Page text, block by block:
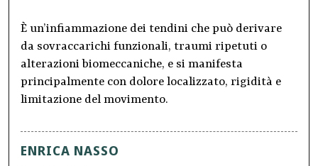
È un’infiammazione dei tendini che può derivare
da sovraccarichi funzionali, traumi ripetuti o
alterazioni biomeccaniche, e si manifesta
principalmente con dolore localizzato, rigidità e
limitazione del movimento.
ENRICA NASSO